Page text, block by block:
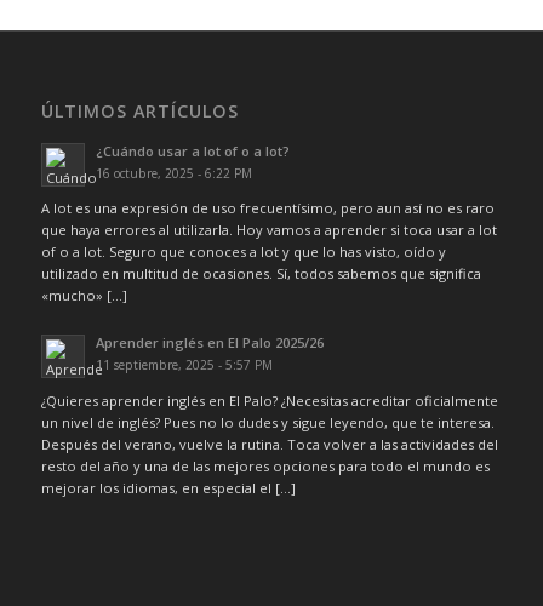
ÚLTIMOS ARTÍCULOS
¿Cuándo usar a lot of o a lot?
16 octubre, 2025 - 6:22 PM
A lot es una expresión de uso frecuentísimo, pero aun así no es raro
que haya errores al utilizarla. Hoy vamos a aprender si toca usar a lot
of o a lot. Seguro que conoces a lot y que lo has visto, oído y
utilizado en multitud de ocasiones. Sí, todos sabemos que significa
«mucho» […]
Aprender inglés en El Palo 2025/26
11 septiembre, 2025 - 5:57 PM
¿Quieres aprender inglés en El Palo? ¿Necesitas acreditar oficialmente
un nivel de inglés? Pues no lo dudes y sigue leyendo, que te interesa.
Después del verano, vuelve la rutina. Toca volver a las actividades del
resto del año y una de las mejores opciones para todo el mundo es
mejorar los idiomas, en especial el […]